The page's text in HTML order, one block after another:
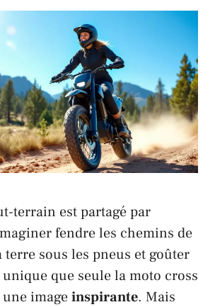
terrain est partagé par
fendre les chemins de
sous les pneus et goûter
que seule la moto cross
imageinspirante. Mais